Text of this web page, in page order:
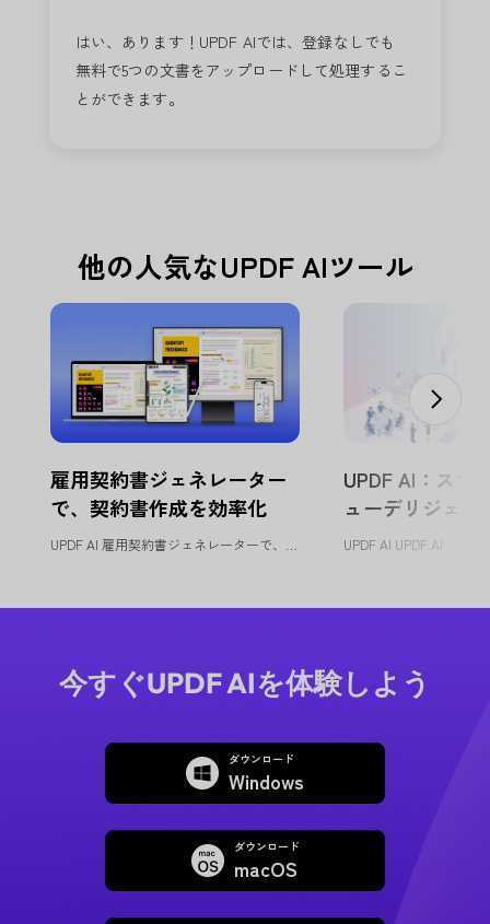
はい、あります！UPDF AIでは、登録なしでも
無料で5つの文書をアップロードして処理するこ
とができます。
他の人気なUPDF AIツール
雇用契約書ジェネレーター
で、契約書作成を効率化
UPDF AI：スマ
ューデリジェン
今すぐUPDF AIを体験しよう
ダウンロード
Windows
ダウンロード
macOS